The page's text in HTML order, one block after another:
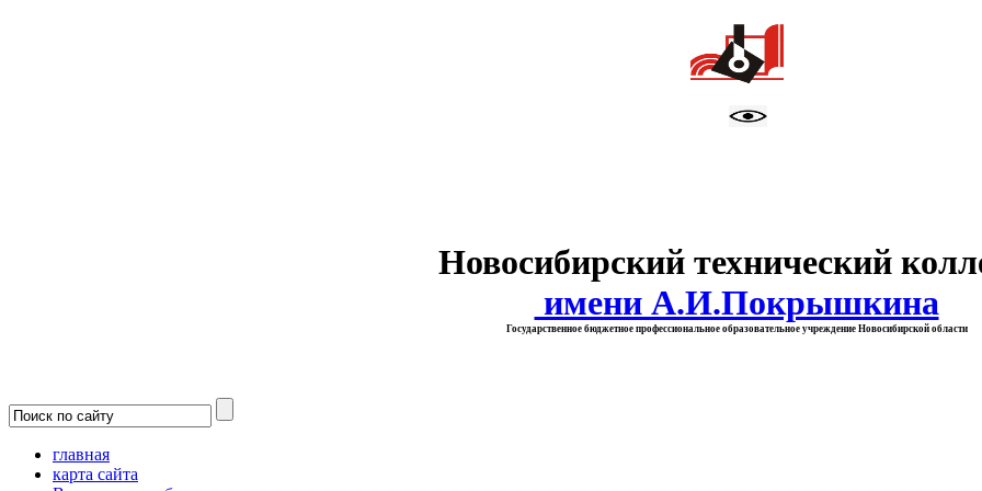
Новосибирский технический
имени А.И.Покрышкина
Государственное бюджетное профессиональное образовательное учреждение Новосибирской области
главная
карта сайта